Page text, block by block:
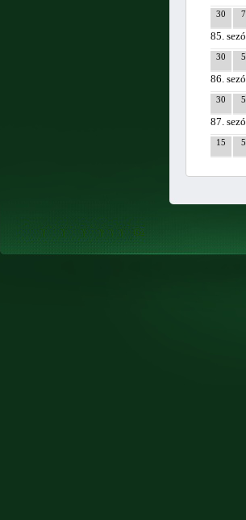
30 7
85.
30 5
86.
30 5
87.
15 5